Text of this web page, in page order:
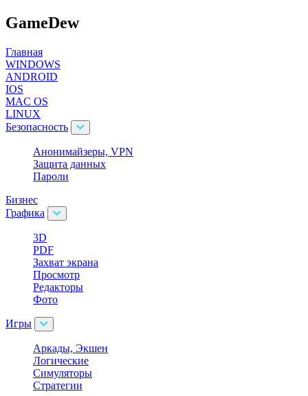
GameDew
Главная
WINDOWS
ANDROID
IOS
MAC OS
LINUX
Безопасность
Анонимайзеры, VPN
Защита данных
Пароли
Бизнес
Графика
3D
PDF
Захват экрана
Просмотр
Редакторы
Фото
Игры
Аркады, Экшен
Логические
Симуляторы
Стратегии